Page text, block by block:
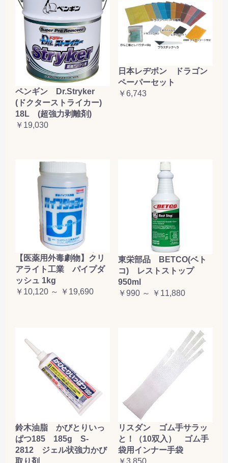
ペンギン Dr.Stryker
(ドクターストライカー)
18L (超強力剥離剤)
￥19,030
日本レヂボン ドラゴン
ペーパーセット
￥6,743
【医薬用外毒劇物】クリ
アライト工業 パイプダ
ッシュ 1kg
￥10,120 ～ ￥19,690
東栄部品 BETCO(ベト
コ) レストストップ
950ml
￥990 ～ ￥11,880
鈴木油脂 かびとりいっ
ぱつ185 185g S-
2812 ジェル状強力かび
取り剤
リスダン ゴム手サラッ
と！（10双入） ゴム手
袋用インナー手袋
￥3,850